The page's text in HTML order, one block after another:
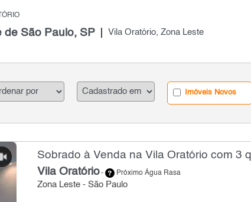
de São Paulo, SP Vila Oratório, Zona Leste
Imóveis Novos
Sobrado à Venda na Vila Oratório com 3
Vila Oratório- Próximo Água Rasa
Zona Leste - São Paulo